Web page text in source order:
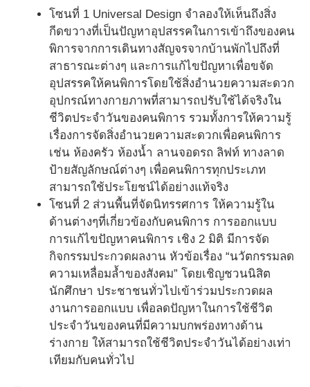
โซนที่ 1 Universal Design จำลองให้เห็นถึงสิ่ง
กีดขวางที่เป็นปัญหาอุปสรรคในการเข้าถึงของคน
พิการจากการเดินทางสัญจรจากบ้านพักไปถึงที่
สาธารณะต่างๆ และการแก้ไขปัญหาเพื่อขจัด
อุปสรรคให้คนพิการโดยใช้สิ่งอำนวยความสะดวก
อุปกรณ์ทางกายภาพที่สามารถปรับใช้ได้จริงใน
ชีวิตประจำวันของคนพิการ รวมทั้งการให้ความรู้
เรื่องการจัดสิ่งอำนวยความสะดวกเพื่อคนพิการ
เช่น ห้องครัว ห้องน้ำ ลานจอดรถ ลิฟท์ ทางลาด
ป้ายสัญลักษณ์ต่างๆ เพื่อคนพิการทุกประเภท
สามารถใช้ประโยชน์ได้อย่างแท้จริง
โซนที่ 2 ส่วนพื้นที่จัดนิทรรศการ ให้ความรู้ใน
ด้านต่างๆที่เกี่ยวข้องกับคนพิการ การออกแบบ
การแก้ไขปัญหาคนพิการ เชิง 2 มิติ มีการจัด
กิจกรรมประกวดผลงาน หัวข้อเรื่อง “นวัตกรรมลด
ความเหลื่อมล้ำของสังคม” โดยเชิญชวนนิสิต
นักศึกษา ประชาชนทั่วไปเข้าร่วมประกวดผล
งานการออกแบบ เพื่อลดปัญหาในการใช้ชีวิต
ประจำวันของคนที่มีความบกพร่องทางด้าน
ร่างกาย ให้สามารถใช้ชีวิตประจำวันได้อย่างเท่า
เทียมกับคนทั่วไป